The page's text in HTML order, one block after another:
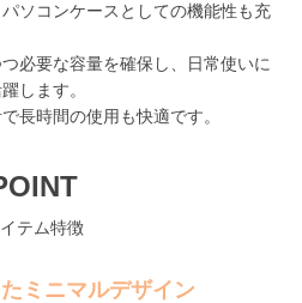
ソコンケースとしての機能性も充
必要な容量を確保し、日常使いに
します。
長時間の使用も快適です。
テム特徴
ミニマルデザイン